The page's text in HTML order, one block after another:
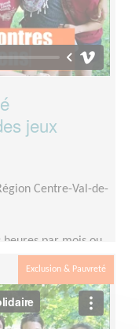
jeux
Centre-Val-de-
heures par mois ou
Exclusion & Pauvreté